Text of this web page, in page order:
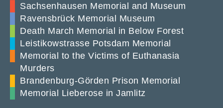
Sachsenhausen Memorial and Museum
Ravensbrück Memorial Museum
Death March Memorial in Below Forest
Leistikowstrasse Potsdam Memorial
Memorial to the Victims of Euthanasia
Murders
Brandenburg-Görden Prison Memorial
Memorial Lieberose in Jamlitz